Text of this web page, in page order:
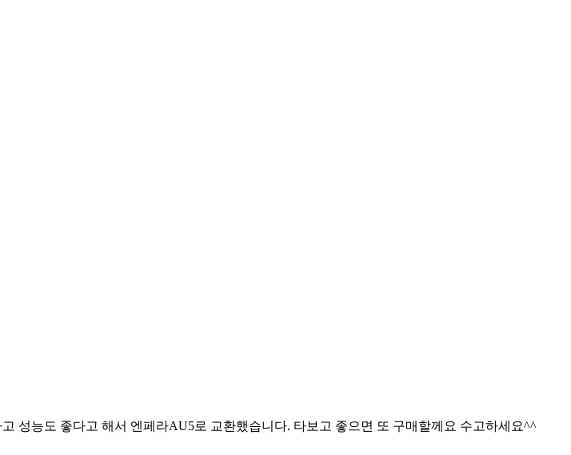
성능도 좋다고 해서 엔페라AU5로 교환했습니다. 타보고 좋으면 또 구매할께요 수고하세요^^